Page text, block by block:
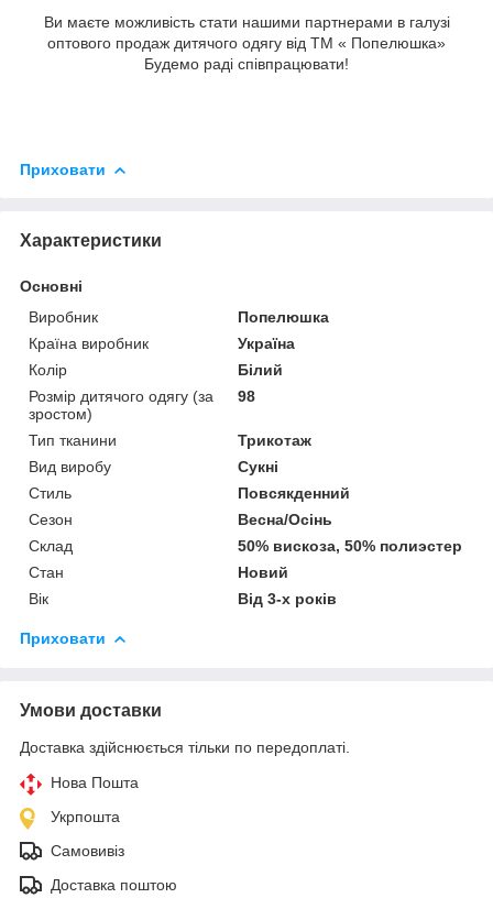
Ви маєте можливість стати нашими партнерами в галузі
оптового продаж дитячого одягу від ТМ « Попелюшка»
Будемо раді співпрацювати!
Приховати
Характеристики
Основні
Виробник
Попелюшка
Країна виробник
Україна
Колір
Білий
Розмір дитячого одягу (за
зростом)
98
Тип тканини
Трикотаж
Вид виробу
Сукні
Стиль
Повсякденний
Сезон
Весна/Осінь
Склад
50% вискоза, 50% полиэстер
Стан
Новий
Вік
Від 3-х років
Приховати
Умови доставки
Доставка здійснюється тільки по передоплаті.
Нова Пошта
Укрпошта
Самовивіз
Доставка поштою